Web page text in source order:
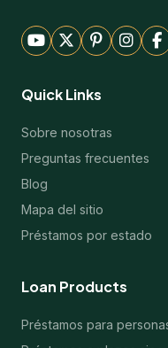
Quick Links
Sobre nosotras
Preguntas frecuentes
Blog
Mapa del sitio
Préstamos por estado
Loan Products
Préstamos para